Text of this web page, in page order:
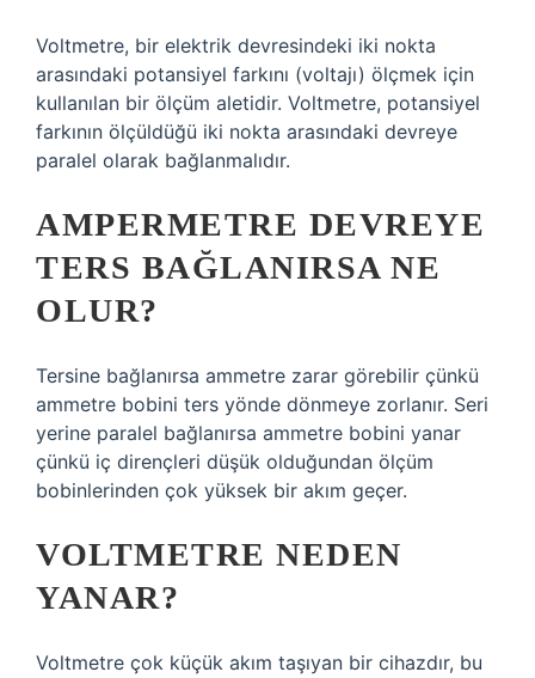
Voltmetre, bir elektrik devresindeki iki nokta
arasındaki potansiyel farkını (voltajı) ölçmek için
kullanılan bir ölçüm aletidir. Voltmetre, potansiyel
farkının ölçüldüğü iki nokta arasındaki devreye
paralel olarak bağlanmalıdır.
AMPERMETRE DEVREYE
TERS BAĞLANIRSA NE
OLUR?
Tersine bağlanırsa ammetre zarar görebilir çünkü
ammetre bobini ters yönde dönmeye zorlanır. Seri
yerine paralel bağlanırsa ammetre bobini yanar
çünkü iç dirençleri düşük olduğundan ölçüm
bobinlerinden çok yüksek bir akım geçer.
VOLTMETRE NEDEN
YANAR?
Voltmetre çok küçük akım taşıyan bir cihazdır, bu